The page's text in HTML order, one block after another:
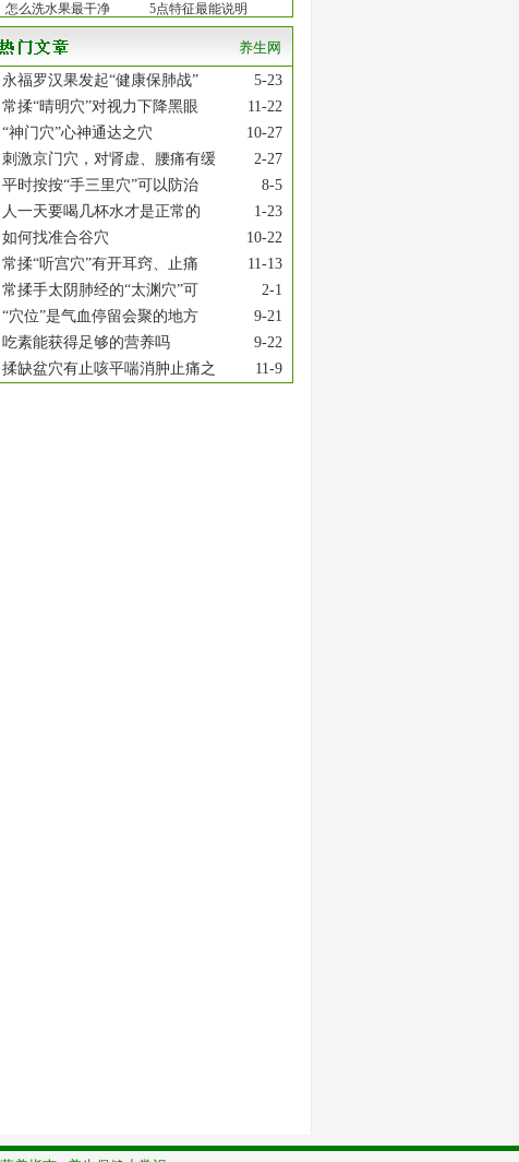
怎么洗水果最干净 5点特征最能说明
养生网
5-23
永福罗汉果发起“健康保肺战”
11-22
常揉“晴明穴”对视力下降黑眼
10-27
“神门穴”心神通达之穴
2-27
刺激京门穴，对肾虚、腰痛有缓
8-5
平时按按“手三里穴”可以防治
1-23
人一天要喝几杯水才是正常的
10-22
如何找准合谷穴
11-13
常揉“听宫穴”有开耳窍、止痛
2-1
常揉手太阴肺经的“太渊穴”可
9-21
“穴位”是气血停留会聚的地方
9-22
吃素能获得足够的营养吗
11-9
揉缺盆穴有止咳平喘消肿止痛之